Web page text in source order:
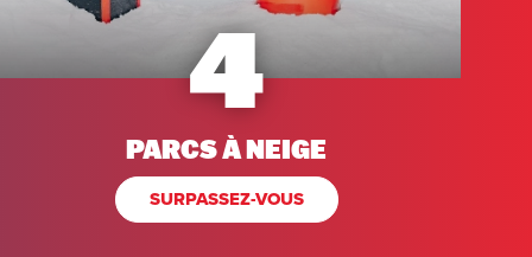
4
PARCS À NEIGE
SURPASSEZ-VOUS